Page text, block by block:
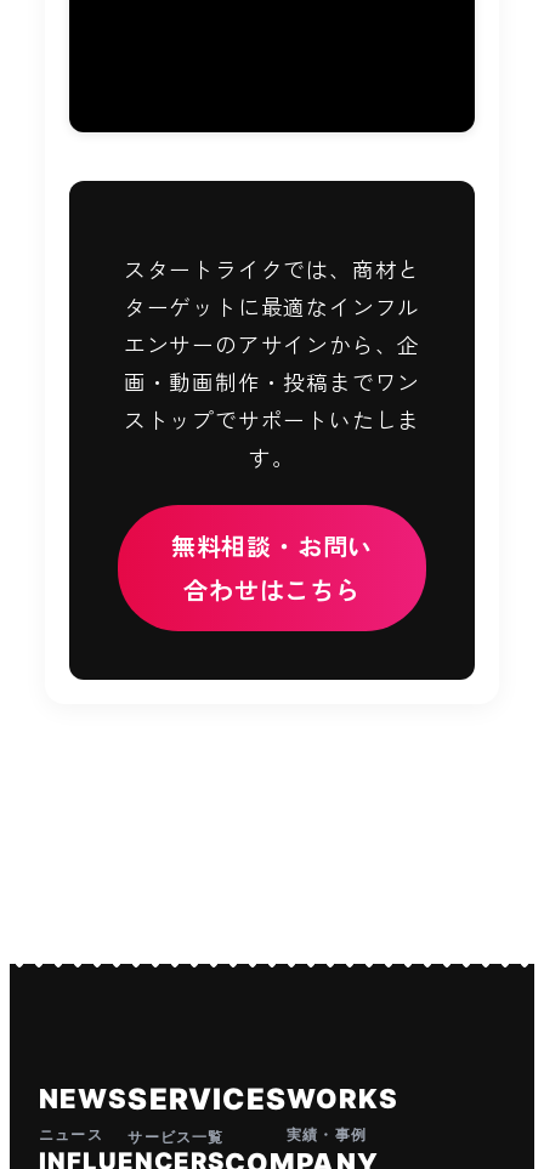
スタートライクでは、商材と
ターゲットに最適なインフル
エンサーのアサインから、企
画・動画制作・投稿までワン
ストップでサポートいたしま
す。
無料相談・お問い
合わせはこちら
NEWS
ニュース
SERVICES
サービス一覧
WORKS
実績・事例
INFLUENCERS